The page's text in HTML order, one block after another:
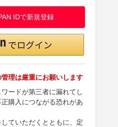
IDで新規登録
理は厳重にお願いします
ードが第三者に漏れてし
購入につながる恐れがあ
ていただくとともに、定